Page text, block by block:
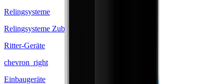
Relingsysteme
Relingsysteme Zubehör
Ritter-Geräte
chevron_right
Einbaugeräte